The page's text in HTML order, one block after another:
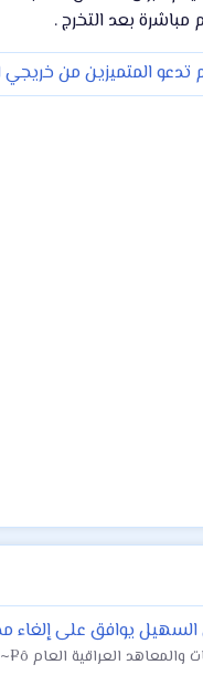
مباشرة بعد التخرج .
يوافق على إلغاء